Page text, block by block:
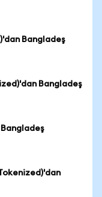
Bangladeş
Bangladeş